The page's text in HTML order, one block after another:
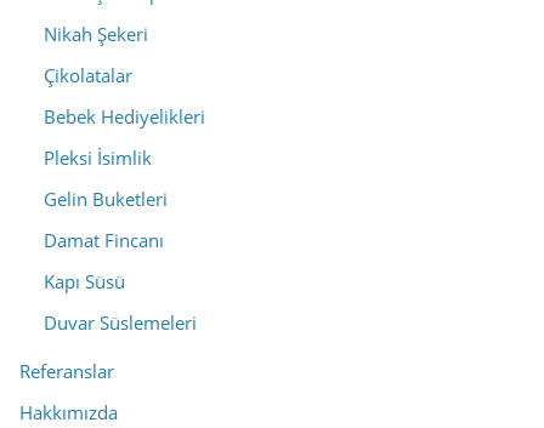
Nikah Şekeri
Çikolatalar
Bebek Hediyelikleri
Pleksi İsimlik
Gelin Buketleri
Damat Fincanı
Kapı Süsü
Duvar Süslemeleri
Referanslar
Hakkımızda